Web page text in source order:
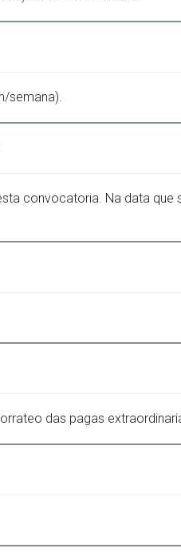
semana).
convocatoria. Na data que
das pagas